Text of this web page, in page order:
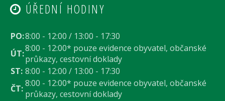
ÚŘEDNÍ HODINY
PO:8:00 - 12:00 / 13:00 - 17:30
ÚT:8:00 - 12:00* pouze evidence obyvatel, občanské
průkazy, cestovní doklady
ST: 8:00 - 12:00 / 13:00 - 17:30
ČT:8:00 - 12:00* pouze evidence obyvatel, občanské
průkazy, cestovní doklady